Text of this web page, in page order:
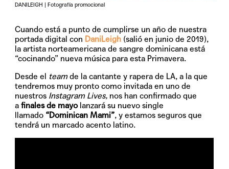
DANILEIGH | Fotografía promocional
Cuando está a punto de cumplirse un año de nuestra
portada digital con DaniLeigh (salió en junio de 2019),
la artista norteamericana de sangre dominicana está
“cocinando” nueva música para esta Primavera.
Desde el teamde la cantante y rapera de LA, a la que
tendremos muy pronto como invitada en uno de
nuestros Instagram Lives, nos han confirmado que
afinales de mayolanzará su nuevo single
llamado “Dominican Mami”, y estamos seguros que
tendrá un marcado acento latino.